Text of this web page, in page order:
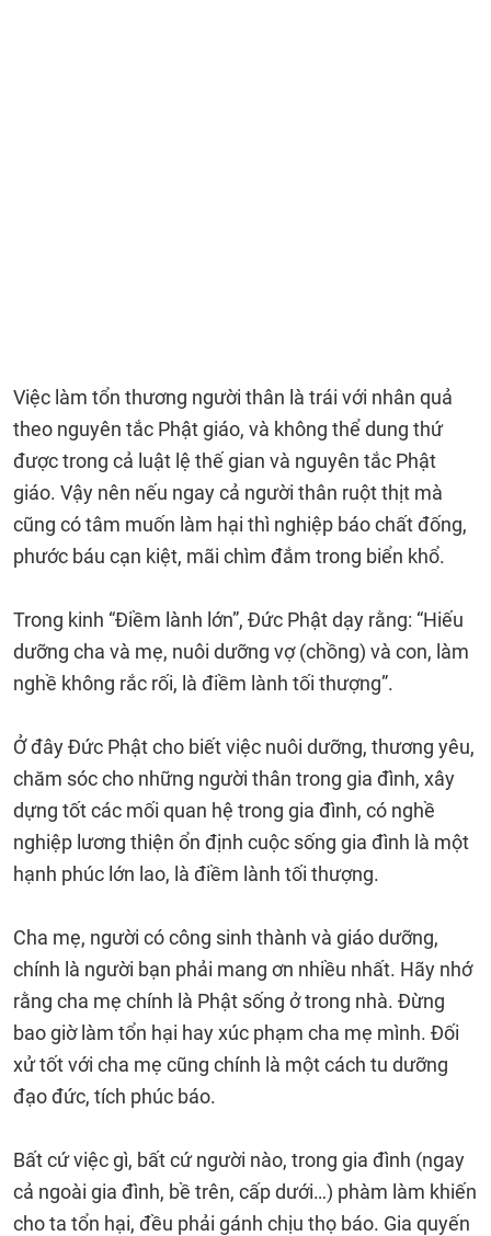
Việc làm tổn thương người thân là trái với nhân quả
theo nguyên tắc Phật giáo, và không thể dung thứ
được trong cả luật lệ thế gian và nguyên tắc Phật
giáo. Vậy nên nếu ngay cả người thân ruột thịt mà
cũng có tâm muốn làm hại thì nghiệp báo chất đống,
phước báu cạn kiệt, mãi chìm đắm trong biển khổ.
Trong kinh “Điềm lành lớn”, Đức Phật dạy rằng: “Hiếu
dưỡng cha và mẹ, nuôi dưỡng vợ (chồng) và con, làm
nghề không rắc rối, là điềm lành tối thượng”.
Ở đây Đức Phật cho biết việc nuôi dưỡng, thương yêu,
chăm sóc cho những người thân trong gia đình, xây
dựng tốt các mối quan hệ trong gia đình, có nghề
nghiệp lương thiện ổn định cuộc sống gia đình là một
hạnh phúc lớn lao, là điềm lành tối thượng.
Cha mẹ, người có công sinh thành và giáo dưỡng,
chính là người bạn phải mang ơn nhiều nhất. Hãy nhớ
rằng cha mẹ chính là Phật sống ở trong nhà. Đừng
bao giờ làm tổn hại hay xúc phạm cha mẹ mình. Đối
xử tốt với cha mẹ cũng chính là một cách tu dưỡng
đạo đức, tích phúc báo.
Bất cứ việc gì, bất cứ người nào, trong gia đình (ngay
cả ngoài gia đình, bề trên, cấp dưới…) phàm làm khiến
cho ta tổn hại, đều phải gánh chịu thọ báo. Gia quyến